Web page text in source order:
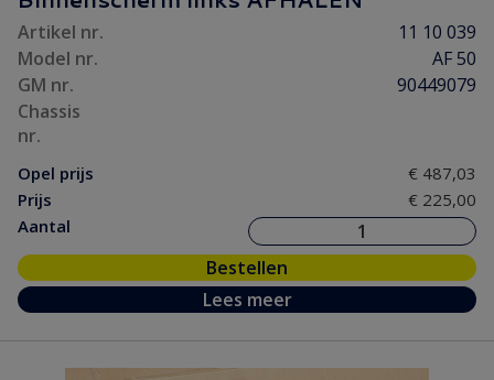
Motorpakking/ Keerring
Onderhoud
Ontsteking
Remmen/ Wielen
Ruiten/ Rubbers
(50)
Artikel nr.
11 10 039
Model nr.
AF 50
GM nr.
90449079
Chassis
nr.
Opel prijs
€ 487,03
Prijs
€ 225,00
Aantal
Bestellen
Lees meer